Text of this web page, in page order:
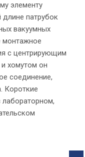
элементу
длине патрубок
вакуумных
монтажное
с центрирующим
хомутом он
соединение,
Короткие
лабораторном,